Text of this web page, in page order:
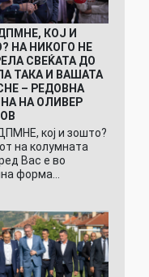
КОЈ И
НА НИКОГО НЕ
СВЕЌАТА ДО
ТАКА И ВАШАТА
– РЕДОВНА
НА ОЛИВЕР
кој и зошто?
на колумната
Вас е во
форма…